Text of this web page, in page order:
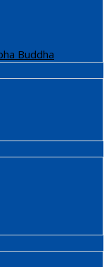
Buddha